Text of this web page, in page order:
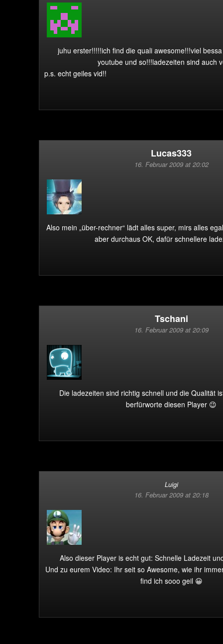
juhu erster!!!!!ich find die quali awesome!!!viel
youtube und so!!!ladezeiten sind auch
p.s. echt geiles vid!!
Lucas333
16. Februar 2009 at 20:02
Also mein „über-rechner“ lädt alles super, mirs alles
aber durchaus OK, dafür schnellere
Tschani
16. Februar 2009 at 20:09
Die ladezeiten sind richtig schnell und die Qualität
berfürworte diesen Player 😉
Luigi
16. Februar 2009 at 20:18
Also dieser Player is echt gut: Schnelle Ladezeit
Und zu eurem Video: Ihr seit so Awesome, wie ihr
find ich sooo geil 😀